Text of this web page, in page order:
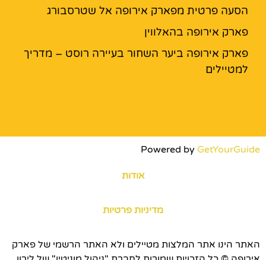
הסעה פרטית מפארק אירופה אל שטרסבורג
פארק אירופה בהאלווין
פארק אירופה ביער השחור בעיירה רוסט – מדריך
למטיילים
Powered by GetYourGuide
אודות
מדיניות פרטיות
האתר הינו אתר המלצות מטיילים ולא האתר הרשמי של פארק